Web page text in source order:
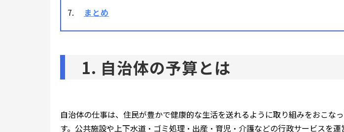
まとめ
1. 自治体の予算とは
自治体の仕事は、住民が豊かで健康的な生活を送れるように取り組みをおこな
す。公共施設や上下水道・ゴミ処理・出産・育児・介護などの行政サービスを